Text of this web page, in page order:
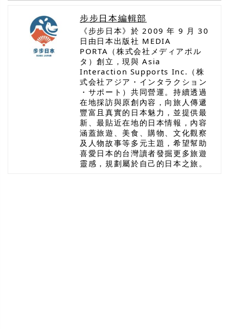
步步日本編輯部
《步步日本》於 2009 年 9 月 30
日由日本出版社 MEDIA
PORTA（株式会社メディアポル
タ）創立，現與 Asia
Interaction Supports Inc.（株
式会社アジア・インタラクション
・サポート）共同營運。持續透過
在地採訪與原創內容，向旅人傳遞
豐富且真實的日本魅力，並提供最
新、最貼近在地的日本情報，內容
涵蓋旅遊、美食、購物、文化觀察
及人物故事等多元主題，希望幫助
喜愛日本的台灣讀者發掘更多旅遊
靈感，規劃屬於自己的日本之旅。